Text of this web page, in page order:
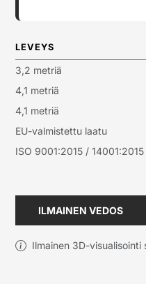
LEVEYS
3,2 metriä
4,1 metriä
4,1 metriä
EU-valmistettu laatu
ISO 9001:2015 / 14001:2015
ILMAINEN VEDOS
Ilmainen 3D-